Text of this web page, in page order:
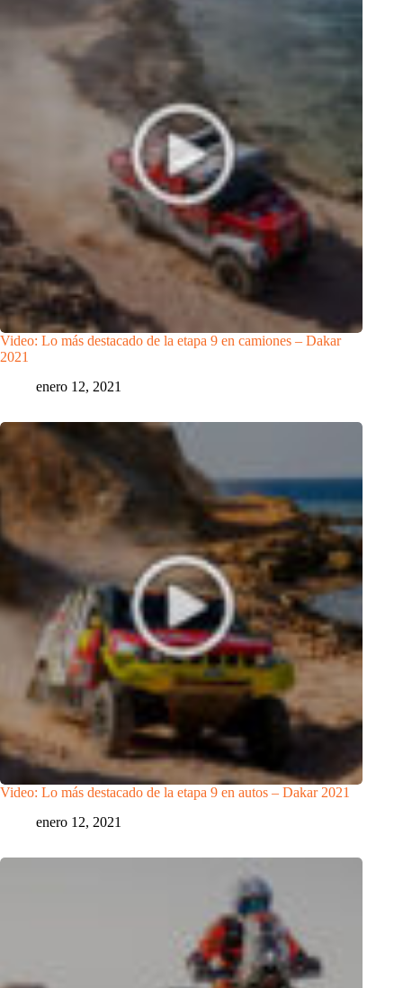
Video: Lo más destacado de la etapa 9 en camiones – Dakar
2021
enero 12, 2021
Video: Lo más destacado de la etapa 9 en autos – Dakar 2021
enero 12, 2021